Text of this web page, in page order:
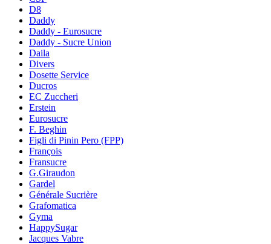
D8
Daddy
Daddy - Eurosucre
Daddy - Sucre Union
Daila
Divers
Dosette Service
Ducros
EC Zuccheri
Erstein
Eurosucre
F. Beghin
Figli di Pinin Pero (FPP)
François
Fransucre
G.Giraudon
Gardel
Générale Sucrière
Grafomatica
Gyma
HappySugar
Jacques Vabre